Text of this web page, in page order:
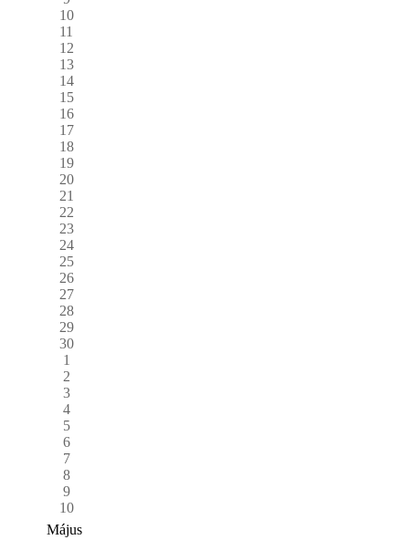
10
11
12
13
14
15
16
17
18
19
20
21
22
23
24
25
26
27
28
29
30
1
2
3
4
5
6
7
8
9
10
Május